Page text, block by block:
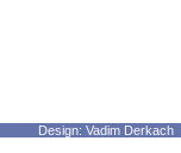
Design: Vadim Derkach